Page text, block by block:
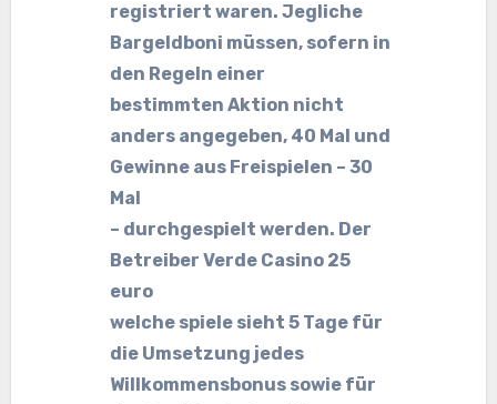
registriert waren. Jegliche
Bargeldboni müssen, sofern in
den Regeln einer
bestimmten Aktion nicht
anders angegeben, 40 Mal und
Gewinne aus Freispielen – 30
Mal
– durchgespielt werden. Der
Betreiber Verde Casino 25
euro
welche spiele sieht 5 Tage für
die Umsetzung jedes
Willkommensbonus sowie für